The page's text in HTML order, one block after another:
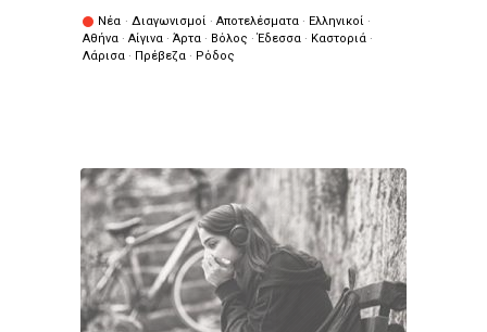
Νέα · Διαγωνισμοί · Αποτελέσματα · Ελληνικοί ·
Αθήνα · Αίγινα · Άρτα · Βόλος ·Έδεσσα · Καστοριά ·
Λάρισα · Πρέβεζα · Ρόδος